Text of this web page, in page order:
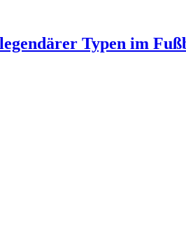
Typen im